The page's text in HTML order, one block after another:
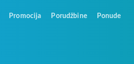
Promocija Porudžbine Ponude